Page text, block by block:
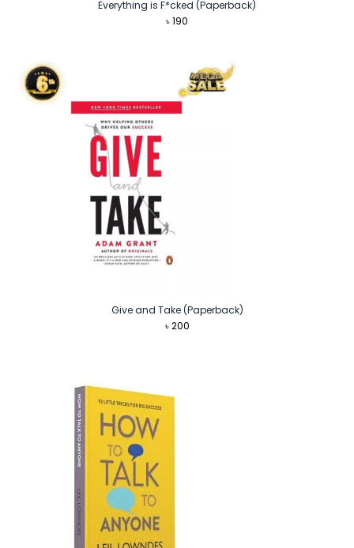
Everything is F*cked (Paperback)
৳190
Give and Take (Paperback)
৳200